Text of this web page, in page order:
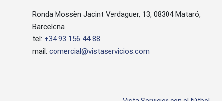
Ronda Mossèn Jacint Verdaguer, 13, 08304 Mataró,
Barcelona
tel: +34 93 156 44 88
mail: comercial@vistaservicios.com